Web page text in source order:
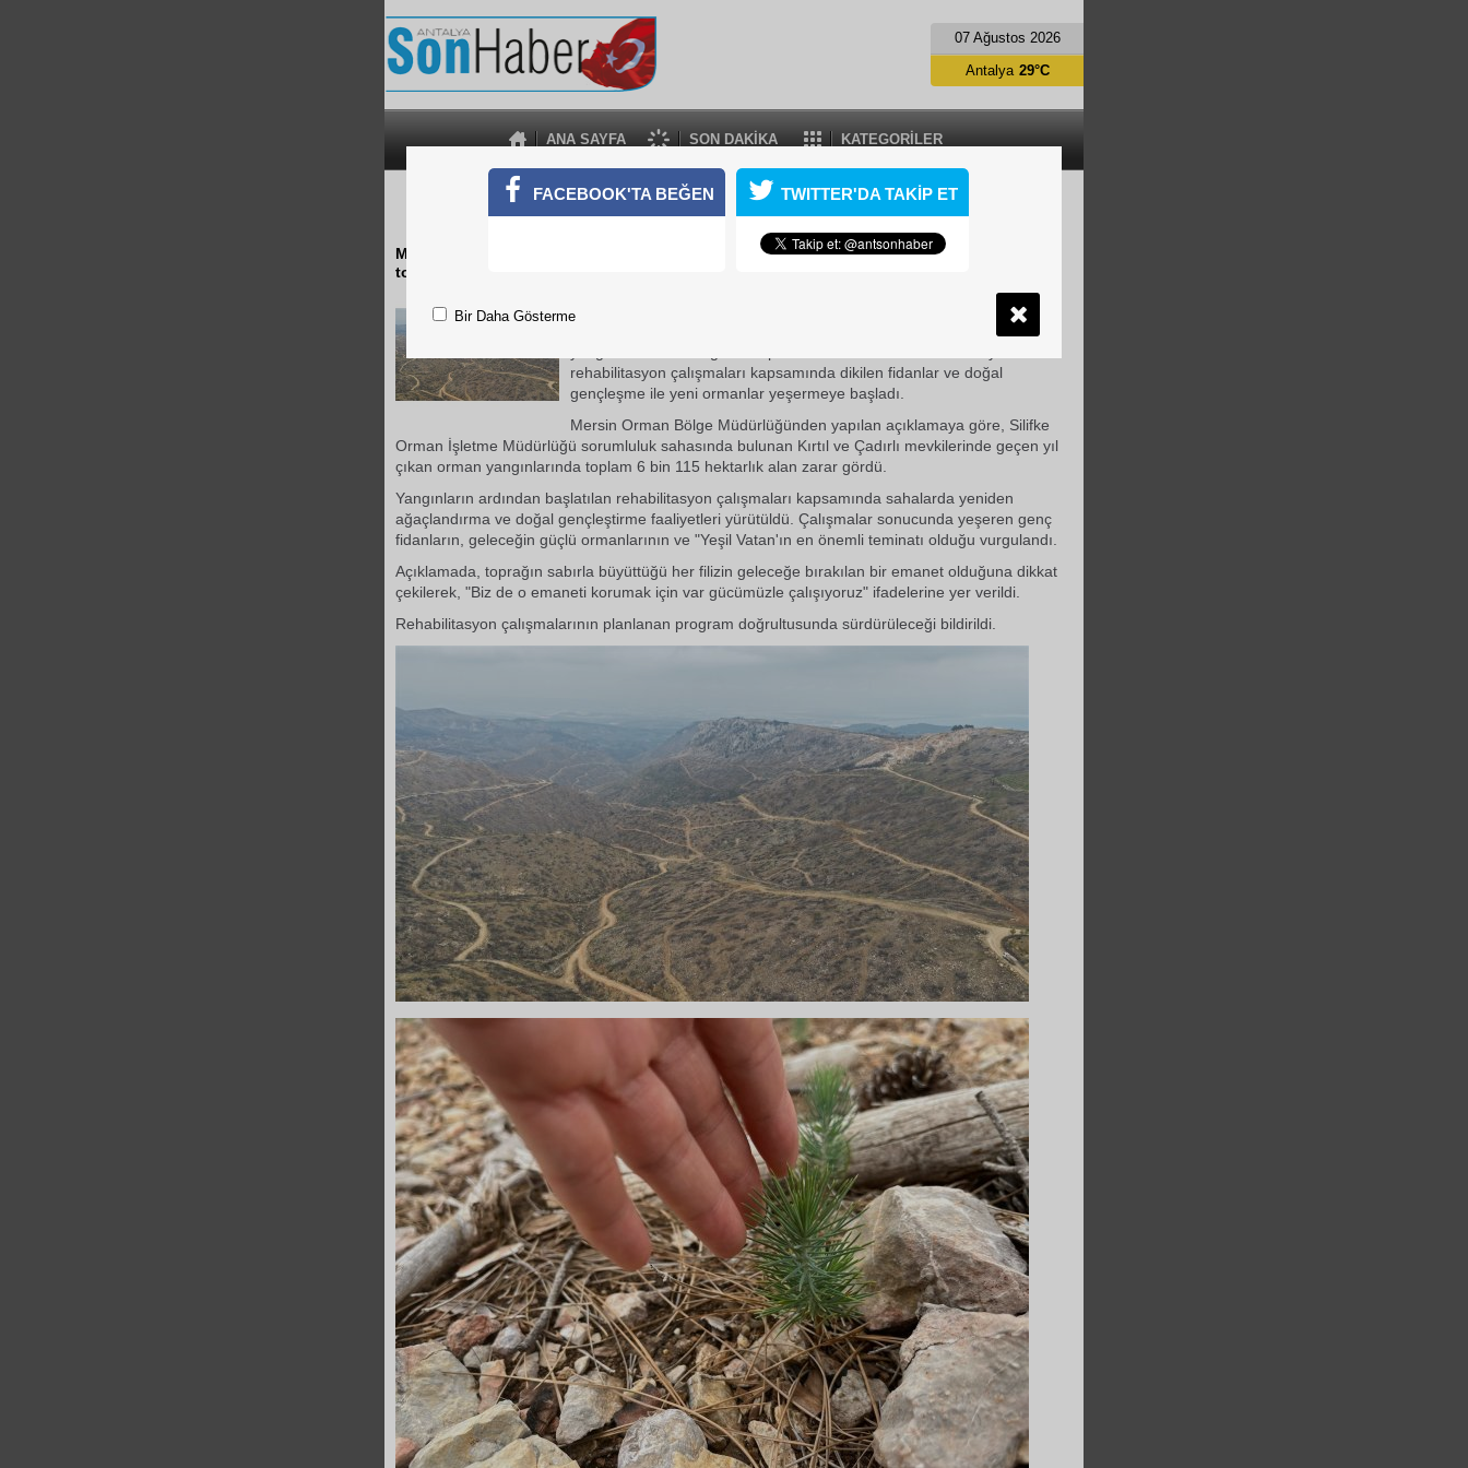
07 Ağustos 2026
ANA SAYFA SON DAKİKA KATEGORİLER
Antalya 29°C
SİLİFKE’DE YANAN 6 BİN 115 HEKTAR ALANDA UMUT
FİLİZLENİYOR
Mersin'in Silifke ilçesinde 2025 yılında meydana gelen orman yangınlarında zarar gören
toplam 6 bin 115 hektarlık alanda yürütülen rehabilitasyon çalışmaları...
rehabilitasyon çalışmaları kapsamında dikilen fidanlar ve doğal
gençleşme ile yeni ormanlar yeşermeye başladı.
Mersin Orman Bölge Müdürlüğünden yapılan açıklamaya göre, Silifke
Orman İşletme Müdürlüğü sorumluluk sahasında bulunan Kırtıl ve Çadırlı mevkilerinde geçen yıl
çıkan orman yangınlarında toplam 6 bin 115 hektarlık alan zarar gördü.
Yangınların ardından başlatılan rehabilitasyon çalışmaları kapsamında sahalarda yeniden
ağaçlandırma ve doğal gençleştirme faaliyetleri yürütüldü. Çalışmalar sonucunda yeşeren genç
fidanların, geleceğin güçlü ormanlarının ve "Yeşil Vatan'ın en önemli teminatı olduğu vurgulandı.
Açıklamada, toprağın sabırla büyüttüğü her filizin geleceğe bırakılan bir emanet olduğuna dikkat
çekilerek, "Biz de o emaneti korumak için var gücümüzle çalışıyoruz" ifadelerine yer verildi.
Rehabilitasyon çalışmalarının planlanan program doğrultusunda sürdürüleceği bildirildi.
FACEBOOK'TA BEĞEN TWITTER'DA TAKİP ET
Bir Daha Gösterme